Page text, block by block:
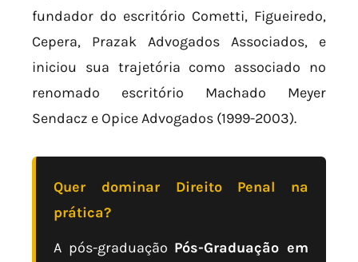
fundador do escritório Cometti, Figueiredo,
Cepera, Prazak Advogados Associados, e
iniciou sua trajetória como associado no
renomado escritório Machado Meyer
Sendacz e Opice Advogados (1999-2003).
Quer dominar Direito Penal na
prática?
A pós-graduação Pós-Graduação em